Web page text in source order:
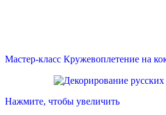
Мастер-класс Кружевоплетение на
Нажмите, чтобы увеличить